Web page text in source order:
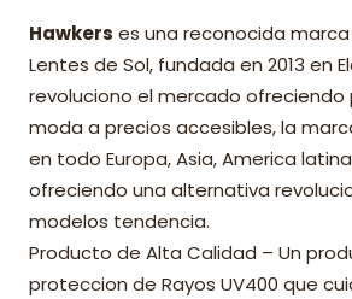
Hawkers es una reconocida marca
Lentes de Sol, fundada en 2013 en
revoluciono el mercado
moda a precios accesibles, la
en todo Europa, Asia, America
ofreciendo una alternativa
modelos tendencia.
Producto de Alta Calidad – Un
proteccion de Rayos UV400 que